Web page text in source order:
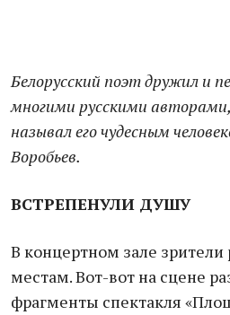
Белорусский поэт дружил и
многими русскими
называл его чудесным
Воробьев.
ВСТРЕПЕНУЛИ ДУШУ
В концертном зале
местам. Вот-вот на сцене
фрагменты спектакля